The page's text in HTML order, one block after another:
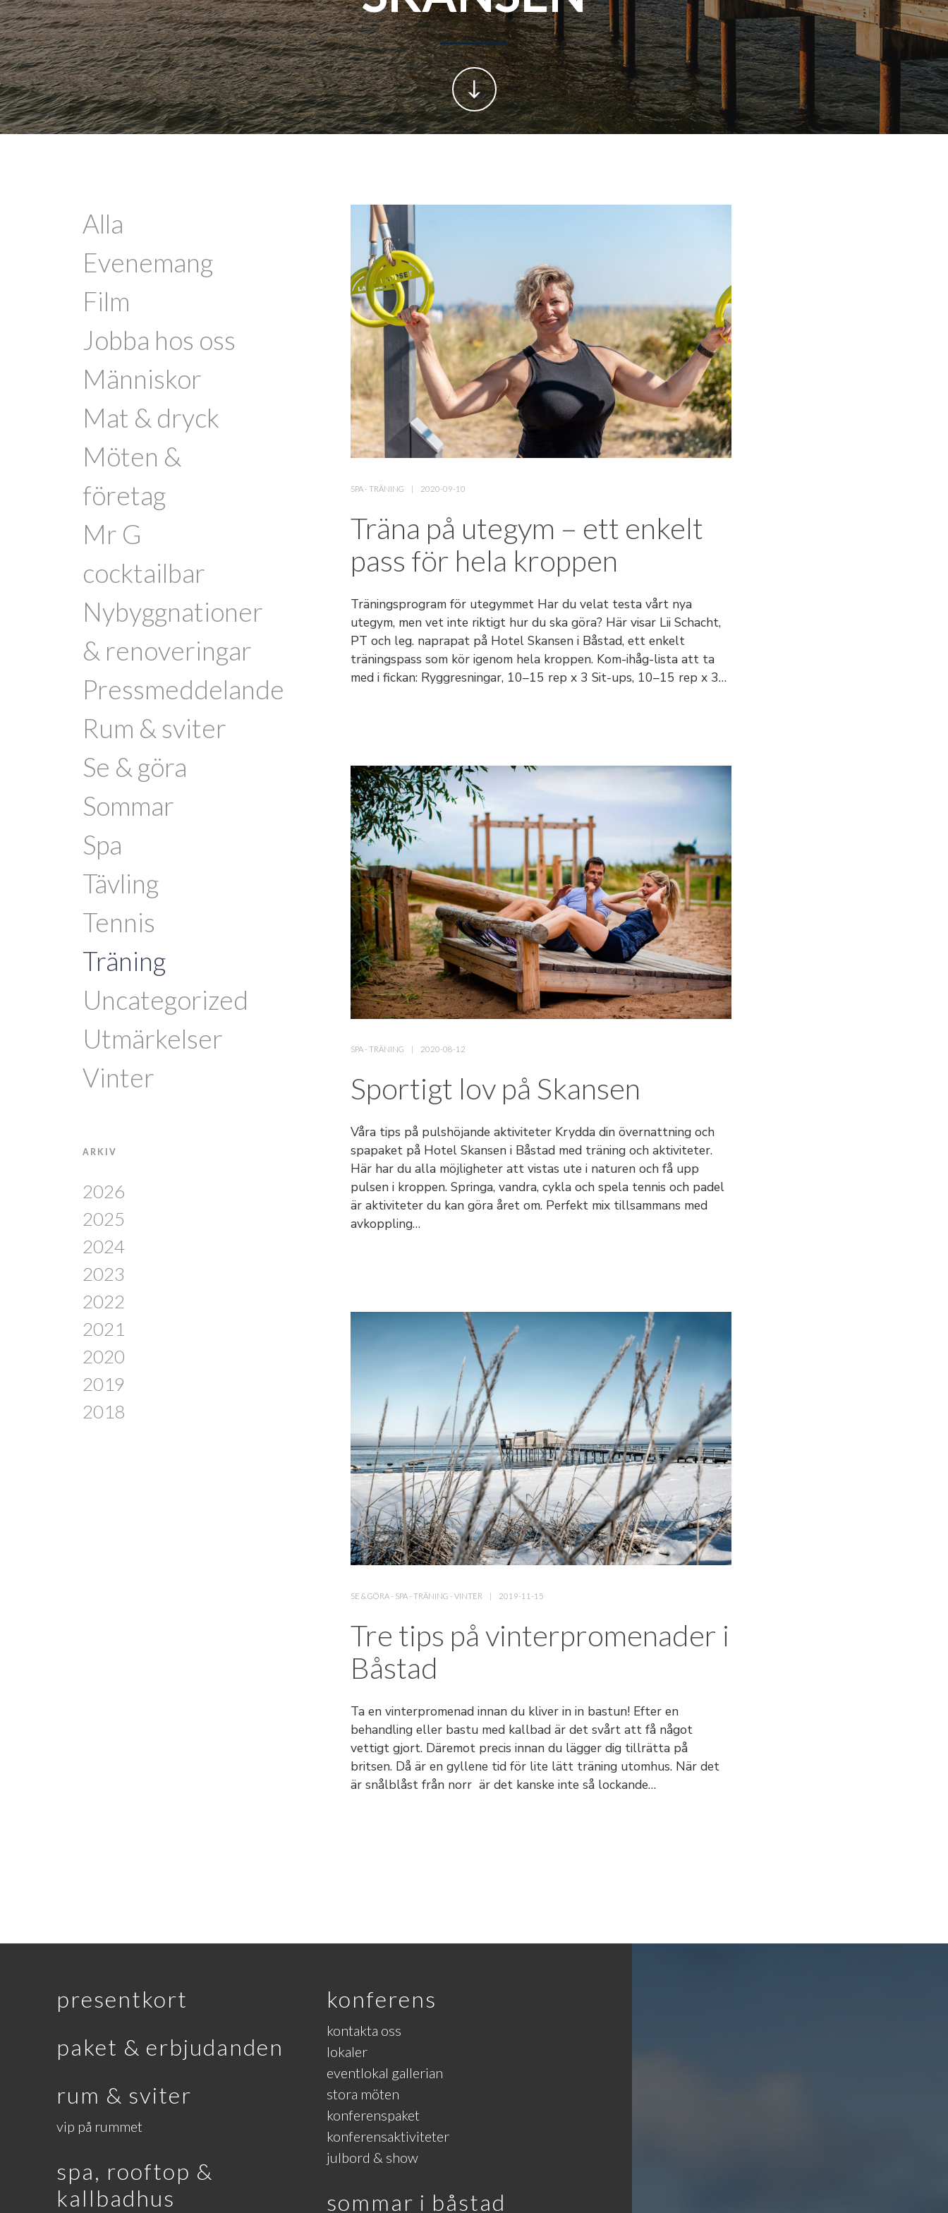
Alla
Evenemang
Film
Jobba hos oss
Människor
Mat & dryck
Möten &
företag
Mr G
cocktailbar
Nybyggnationer
& renoveringar
Pressmeddelande
Rum & sviter
Se & göra
Sommar
Spa
Tävling
Tennis
Träning
Uncategorized
Utmärkelser
Vinter
ARKIV
2026
2025
2024
2023
2022
2021
2020
2019
2018
SPA - TRÄNING 2020-09-10
Träna på utegym – ett enkelt
pass för hela kroppen
Träningsprogram för utegymmet Har du velat testa vårt nya
utegym, men vet inte riktigt hur du ska göra? Här visar Lii Schacht,
PT och leg. naprapat på Hotel Skansen i Båstad, ett enkelt
träningspass som kör igenom hela kroppen. Kom-ihåg-lista att ta
med i fickan: Ryggresningar, 10–15 rep x 3 Sit-ups, 10–15 rep x 3…
SPA- TRÄNING 2020-08-12
Sportigt lov på Skansen
Våra tips på pulshöjande aktiviteter Krydda din övernattning och
spapaket på Hotel Skansen i Båstad med träning och aktiviteter.
Här har du alla möjligheter att vistas ute i naturen och få upp
pulsen i kroppen. Springa, vandra, cykla och spela tennis och padel
är aktiviteter du kan göra året om. Perfekt mix tillsammans med
avkoppling…
SE & GÖRA - SPA - TRÄNING - VINTER 2019-11-15
Tre tips på vinterpromenader i
Båstad
Ta en vinterpromenad innan du kliver in in bastun! Efter en
behandling eller bastu med kallbad är det svårt att få något
vettigt gjort. Däremot precis innan du lägger dig tillrätta på
britsen. Då är en gyllene tid för lite lätt träning utomhus. När det
är snålblåst från norr är det kanske inte så lockande…
presentkort
paket & erbjudanden
rum & sviter
vip på rummet
spa, rooftop &
kallbadhus
konferens
kontakta oss
lokaler
eventlokal gallerian
stora möten
konferenspaket
konferensaktiviteter
julbord & show
sommar i båstad